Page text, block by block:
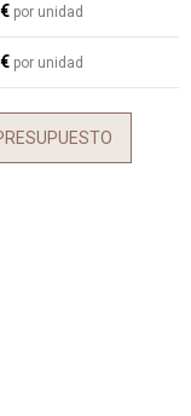
por unidad
por unidad